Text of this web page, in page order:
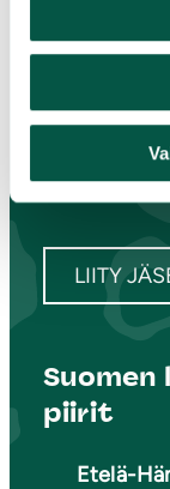
Osallistu
Tule
Liity
Piirit ja
LIITY
piirit
Etelä-